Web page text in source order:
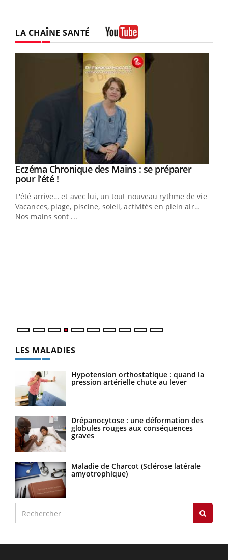
LA CHAÎNE SANTÉ
Youtube
Eczéma Chronique des Mains : se préparer
pour l’été !Youtube
L'été arrive… et avec lui, un tout nouveau rythme de vie !
Vacances, plage, piscine, soleil, activités en plein air…
Nos mains sont ...
LES MALADIES
Hypotension orthostatique : quand la
pression artérielle chute au lever
Drépanocytose : une déformation des
globules rouges aux conséquences
graves
Maladie de Charcot (Sclérose latérale
amyotrophique)